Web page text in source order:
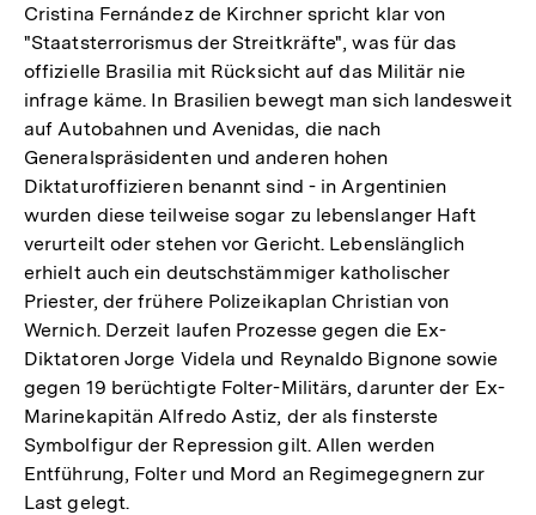
Cristina Fernández de Kirchner spricht klar von
"Staatsterrorismus der Streitkräfte", was für das
offizielle Brasilia mit Rücksicht auf das Militär nie
infrage käme. In Brasilien bewegt man sich landesweit
auf Autobahnen und Avenidas, die nach
Generalspräsidenten und anderen hohen
Diktaturoffizieren benannt sind - in Argentinien
wurden diese teilweise sogar zu lebenslanger Haft
verurteilt oder stehen vor Gericht. Lebenslänglich
erhielt auch ein deutschstämmiger katholischer
Priester, der frühere Polizeikaplan Christian von
Wernich. Derzeit laufen Prozesse gegen die Ex-
Diktatoren Jorge Videla und Reynaldo Bignone sowie
gegen 19 berüchtigte Folter-Militärs, darunter der Ex-
Marinekapitän Alfredo Astiz, der als finsterste
Symbolfigur der Repression gilt. Allen werden
Entführung, Folter und Mord an Regimegegnern zur
Last gelegt.